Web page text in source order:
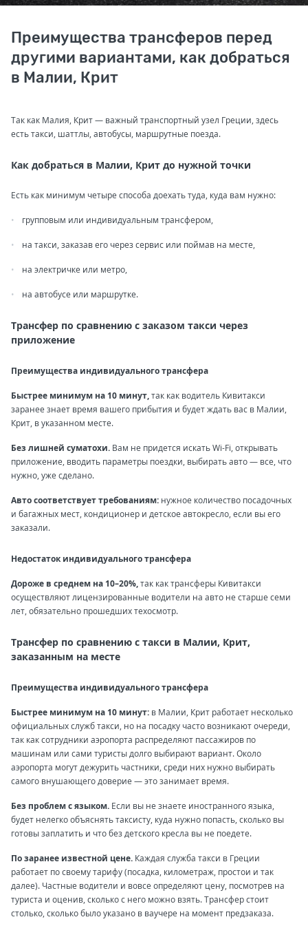
Преимущества трансферов перед
другими вариантами, как добраться
в Малии, Крит
Так как Малия, Крит — важный транспортный узел Греции, здесь
есть такси, шаттлы, автобусы, маршрутные поезда.
Как добраться в Малии, Крит до нужной точки
Есть как минимум четыре способа доехать туда, куда вам нужно:
групповым или индивидуальным трансфером,
на такси, заказав его через сервис или поймав на месте,
на электричке или метро,
на автобусе или маршрутке.
Трансфер по сравнению с заказом такси через
приложение
Преимущества индивидуального трансфера
Быстрее минимум на 10 минут,так как водитель Кивитакси
заранее знает время вашего прибытия и будет ждать вас в Малии,
Крит, в указанном месте.
Без лишней суматохи. Вам не придется искать Wi-Fi, открывать
приложение, вводить параметры поездки, выбирать авто — все, что
нужно, уже сделано.
Авто соответствует требованиям: нужное количество посадочных
и багажных мест, кондиционер и детское автокресло, если вы его
заказали.
Недостаток индивидуального трансфера
Дороже в среднем на 10–20%,так как трансферы Кивитакси
осуществляют лицензированные водители на авто не старше семи
лет, обязательно прошедших техосмотр.
Трансфер по сравнению с такси в Малии, Крит,
заказанным на месте
Преимущества индивидуального трансфера
Быстрее минимум на 10 минут: в Малии, Крит работает несколько
официальных служб такси, но на посадку часто возникают очереди,
так как сотрудники аэропорта распределяют пассажиров по
машинам или сами туристы долго выбирают вариант. Около
аэропорта могут дежурить частники, среди них нужно выбирать
самого внушающего доверие — это занимает время.
Без проблем с языком. Если вы не знаете иностранного языка,
будет нелегко объяснять таксисту, куда нужно попасть, сколько вы
готовы заплатить и что без детского кресла вы не поедете.
По заранее известной цене. Каждая служба такси в Греции
работает по своему тарифу (посадка, километраж, простои и так
далее). Частные водители и вовсе определяют цену, посмотрев на
туриста и оценив, сколько с него можно взять. Трансфер стоит
столько, сколько было указано в ваучере на момент предзаказа.